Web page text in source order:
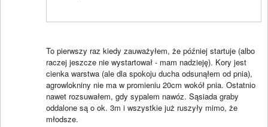
To pierwszy raz kiedy zauważyłem, że później startuje (albo
raczej jeszcze nie wystartował - mam nadzieję). Kory jest
cienka warstwa (ale dla spokoju ducha odsunąłem od pnia),
agrowlokniny nie ma w promieniu 20cm wokół pnia. Ostatnio
nawet rozsuwałem, gdy sypalem nawóz. Sąsiada graby
oddalone są o ok. 3m i wszystkie już ruszyły mimo, że
młodsze.